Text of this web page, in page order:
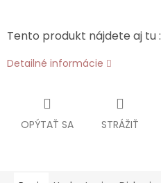
Tento produkt nájdete aj tu :
Detailné informácie
OPÝTAŤ SA STRÁŽIŤ